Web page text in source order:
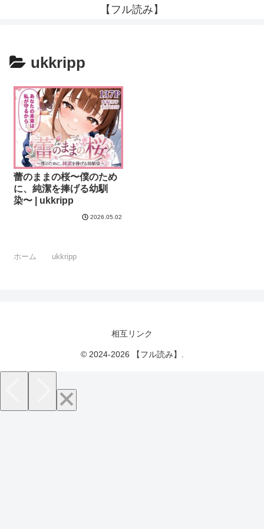
【フル読み】
ukkripp
蕾のままの桜〜僕のため
に、純潔を捧げる幼馴
染〜 | ukkripp
2026.05.02
ホーム ukkripp
相互リンク
© 2024-2026 【フル読み】.